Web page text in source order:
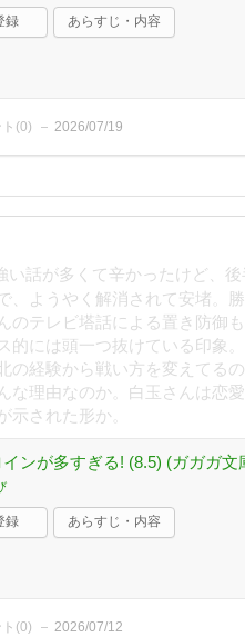
録 あらすじ・内容
ト(0) 2026/07/19
い話が多くて辛かったけど、
、ようやく解消されて安堵。
のテレビ塔話による置き防御
的には頭一つ抜けている印象
の経験から戦い方を変えてる
な理由なのか。白玉さんは恋
示された形か。
ンが多すぎる! (8.5) (ガガガ文
録 あらすじ・内容
ト(0) 2026/07/12